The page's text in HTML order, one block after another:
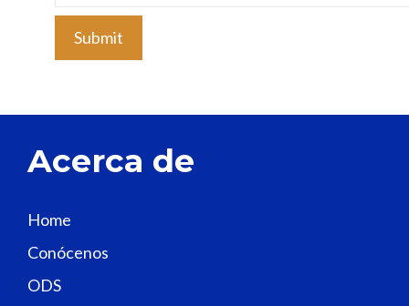
l
a
h
f
i
e
Acerca de
Home
Conócenos
ODS